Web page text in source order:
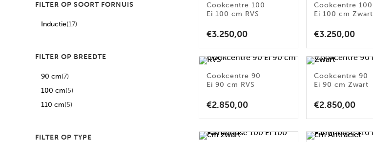
Cookcentre 100
Ei 100 cm RVS
€3.250,00
Cookcentre 100
Ei 100 cm Zwart
€3.250,00
Cookcentre 90
Ei 90 cm RVS
€2.850,00
Cookcentre 90
Ei 90 cm Zwart
€2.850,00
FILTER OP SOORT FORNUIS
Inductie(17)
FILTER OP BREEDTE
90 cm(7)
100 cm(5)
110 cm(5)
FILTER OP TYPE